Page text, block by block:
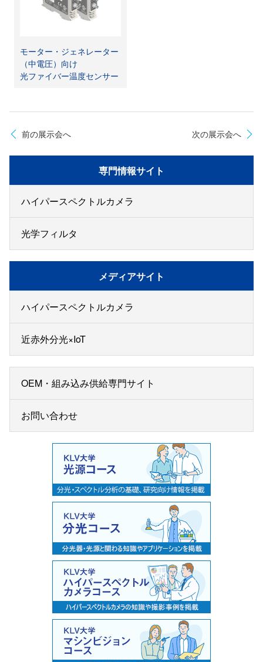
モーター・ジェネレーター
（中電圧）向け
光ファイバー温度センサー
前の展示会へ 次の展示会へ
専門情報サイト
ハイパースペクトルカメラ
光学フィルタ
メディアサイト
ハイパースペクトルカメラ
近赤外分光×IoT
OEM・組み込み供給専門サイト
お問い合わせ